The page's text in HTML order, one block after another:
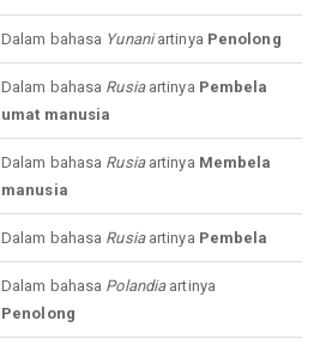
Dalam bahasa Yunaniartinya Penolong
Dalam bahasa Rusiaartinya Pembela
umat manusia
Dalam bahasa Rusiaartinya Membela
manusia
Dalam bahasa Rusiaartinya Pembela
Dalam bahasa Polandiaartinya
Penolong